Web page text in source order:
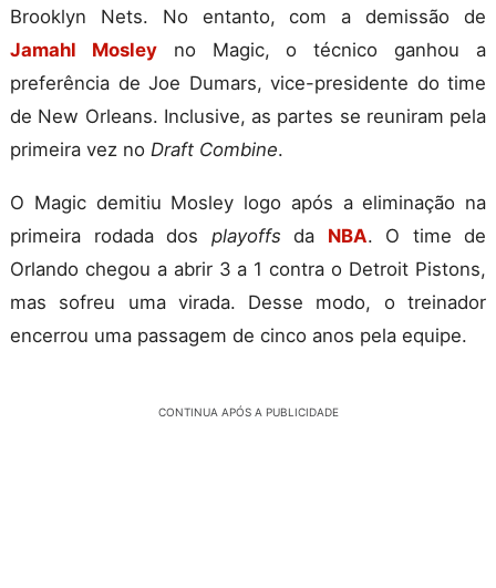
Brooklyn Nets. No entanto, com a demissão de
Jamahl Mosleyno Magic, o técnico ganhou a
preferência de Joe Dumars, vice-presidente do time
de New Orleans. Inclusive, as partes se reuniram pela
primeira vez no Draft Combine.
O Magic demitiu Mosley logo após a eliminação na
primeira rodada dos playoffs da NBA. O time de
Orlando chegou a abrir 3 a 1 contra o Detroit Pistons,
mas sofreu uma virada. Desse modo, o treinador
encerrou uma passagem de cinco anos pela equipe.
CONTINUA APÓS A PUBLICIDADE